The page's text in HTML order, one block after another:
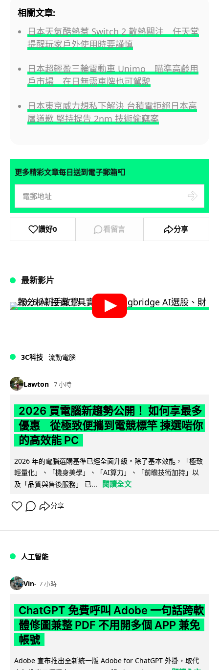
相關文章:
日本天氣酷熱惹 Switch 2 散熱關注 任天堂
提醒玩家戶外使用時要謹慎
日本超輕盈三輪電動車 Unimo 瞄準高齡用
戶市場 在日無需車牌也可駕駛
日本東京威力想私下解決 台積電拒絕日本高
層道歉 堅持提告 2nm 技術偷竊案
更多精彩文章每日送到電子郵箱📮
讚好0 看留言 分享
最新影片
3C科技 流動電腦
Lawton 7 小時
2026 買電腦新趨勢公開！ 如何享最多
優惠 從極致便攜到電競標竿 揀選啱你
的高效能 PC
2026 年的電腦選購基準已經全面升級。除了基本效能，「極致
輕量化」、「機身美學」、「AI算力」、「前瞻技術加持」以
及「品質與售後服務」 已...
閱讀全文
分享
人工智能
Vin 7 小時
ChatGPT 免費呼叫 Adobe 一句話跨軟
體修圖兼整 PDF 不用開多個 APP 兼免
帳號
Adobe 宣布推出全新統一版 Adobe for ChatGPT 外掛，取代